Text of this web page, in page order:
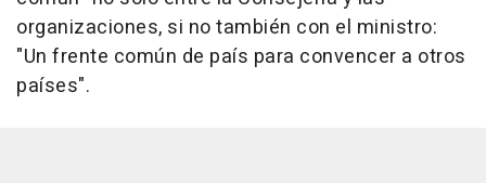
organizaciones, si no también con el ministro:
"Un frente común de país para convencer a otros
países".